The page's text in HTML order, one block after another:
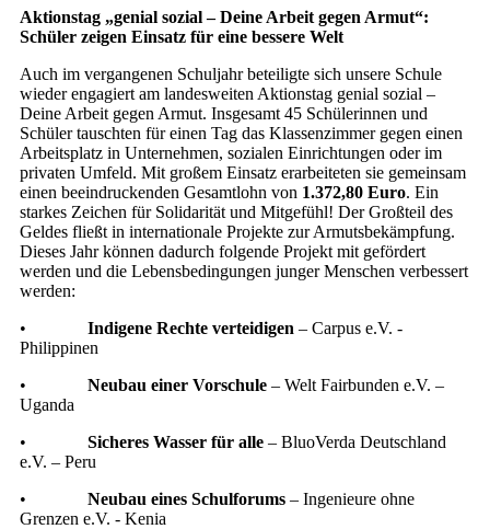
Aktionstag „genial sozial – Deine Arbeit gegen Armut“:
Schüler zeigen Einsatz für eine bessere Welt
Auch im vergangenen Schuljahr beteiligte sich unsere Schule
wieder engagiert am landesweiten Aktionstag genial sozial –
Deine Arbeit gegen Armut. Insgesamt 45 Schülerinnen und
Schüler tauschten für einen Tag das Klassenzimmer gegen einen
Arbeitsplatz in Unternehmen, sozialen Einrichtungen oder im
privaten Umfeld. Mit großem Einsatz erarbeiteten sie gemeinsam
einen beeindruckenden Gesamtlohn von 1.372,80 Euro. Ein
starkes Zeichen für Solidarität und Mitgefühl! Der Großteil des
Geldes fließt in internationale Projekte zur Armutsbekämpfung.
Dieses Jahr können dadurch folgende Projekt mit gefördert
werden und die Lebensbedingungen junger Menschen verbessert
werden:
• Indigene Rechte verteidigen – Carpus e.V. -
Philippinen
• Neubau einer Vorschule – Welt Fairbunden e.V. –
Uganda
• Sicheres Wasser für alle – BluoVerda Deutschland
e.V. – Peru
• Neubau eines Schulforums – Ingenieure ohne
Grenzen e.V. - Kenia